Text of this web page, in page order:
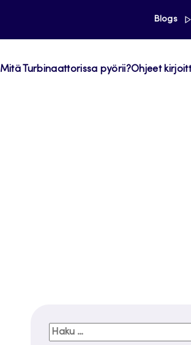
Blogs
Mitä Turbinaattorissa pyörii?Ohjeet
Haku: